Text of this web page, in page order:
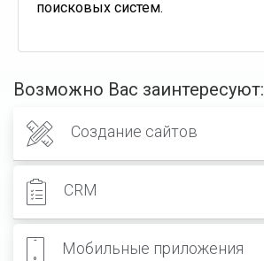
поисковых систем.
Возможно Вас заинтересуют:
Создание сайтов
CRM
Мобильные приложения